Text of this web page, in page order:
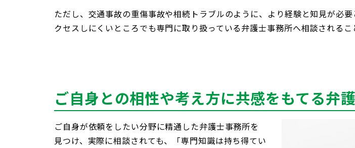
ただし、交通事故の重傷事故や相続トラブルのように、より経験と知見が必
クセスしにくいところでも専門に取り扱っている弁護士事務所へ相談されるこ
ご自身との相性や考え方に共感をもてる弁
ご自身が依頼をしたい分野に精通した弁護士事務所を
見つけ、実際に相談されても、「専門知識は持ち得てい